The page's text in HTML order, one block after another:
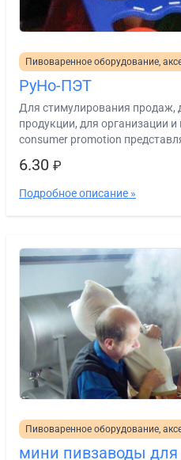
Пивоваренное оборудование,
РуНо-ПЭТ
Для стимулирования продаж,
продукции, для организации
consumer promotion
6.30 ₽
Подробное описание »
Пивоваренное оборудование,
мини пивзаводы для